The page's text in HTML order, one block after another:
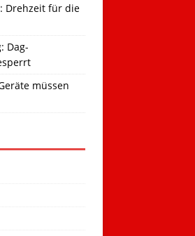
Drehzeit für die
Dag-
müssen